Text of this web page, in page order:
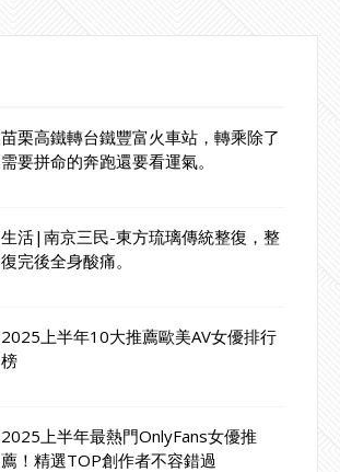
苗栗高鐵轉台鐵豐富火車站，轉乘除了
需要拼命的奔跑還要看運氣。
生活|南京三民-東方琉璃傳統整復，整
復完後全身酸痛。
2025上半年10大推薦歐美AV女優排行
榜
2025上半年最熱門OnlyFans女優推
薦！精選TOP創作者不容錯過